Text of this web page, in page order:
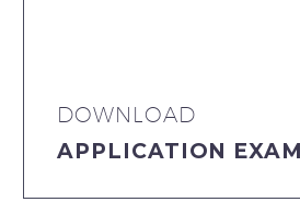
DOWNLOAD
APPLICATION